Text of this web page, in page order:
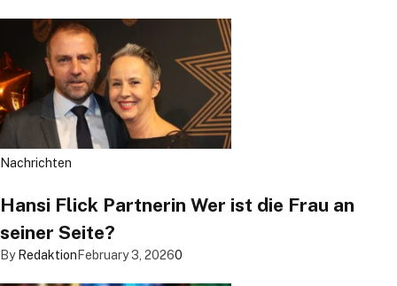
Nachrichten
Hansi Flick Partnerin Wer ist die Frau an
seiner Seite?
By Redaktion February 3, 20260